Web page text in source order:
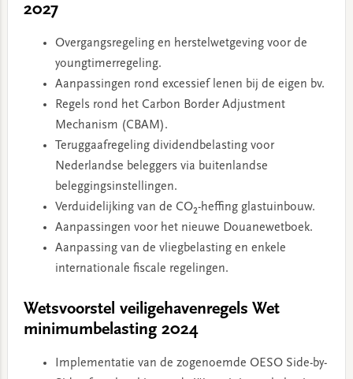
2027
Overgangsregeling en herstelwetgeving voor de
youngtimerregeling.
Aanpassingen rond excessief lenen bij de eigen bv.
Regels rond het Carbon Border Adjustment
Mechanism (CBAM).
Teruggaafregeling dividendbelasting voor
Nederlandse beleggers via buitenlandse
beleggingsinstellingen.
Verduidelijking van de CO₂-heffing glastuinbouw.
Aanpassingen voor het nieuwe Douanewetboek.
Aanpassing van de vliegbelasting en enkele
internationale fiscale regelingen.
Wetsvoorstel veiligehavenregels Wet
minimumbelasting 2024
Implementatie van de zogenoemde OESO Side-by-